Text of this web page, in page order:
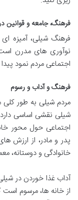
فرهنگ، جامعه و قوانین
فرهنگ شیلی، آمیزه
نوآوری های مدرن
اجتماعی مردم نمود
فرهنگ و آداب و رسوم
مردم شیلی به طور کلی
شیلی نقشی اساسی
اجتماعی حول محور
پدر و مادر، از ارزش
خانوادگی و دوستانه،
آداب غذا خوردن در
از خانه ها، مرسوم